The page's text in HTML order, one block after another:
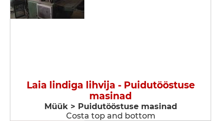
Laia lindiga lihvija - Puidutööstuse
masinad
Müük > Puidutööstuse masinad
Costa top and bottom